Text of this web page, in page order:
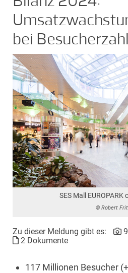
bei
SES Mall EUROPARK
© Robert
Zu dieser Meldung gibt es:
2 Dokumente
117 Millionen Besucher